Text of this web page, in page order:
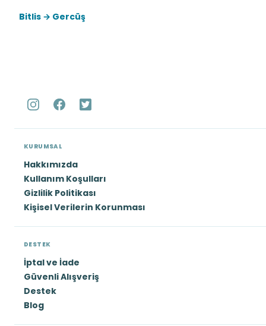
Bitlis → Gercüş
KURUMSAL
Hakkımızda
Kullanım Koşulları
Gizlilik Politikası
Kişisel Verilerin Korunması
DESTEK
İptal ve İade
Güvenli Alışveriş
Destek
Blog